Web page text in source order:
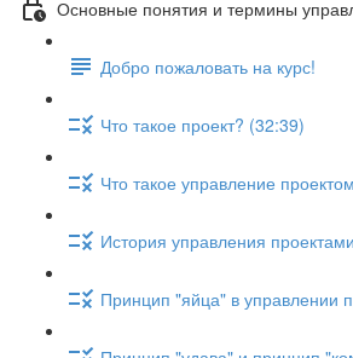
Основные понятия и термины
Добро пожаловать на курс!
Что такое проект? (32:39)
Что такое управление
История управления
Принцип "яйца" в управлении